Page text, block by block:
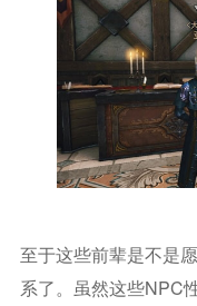
至于这些前辈是不是
系了。虽然这些NPC